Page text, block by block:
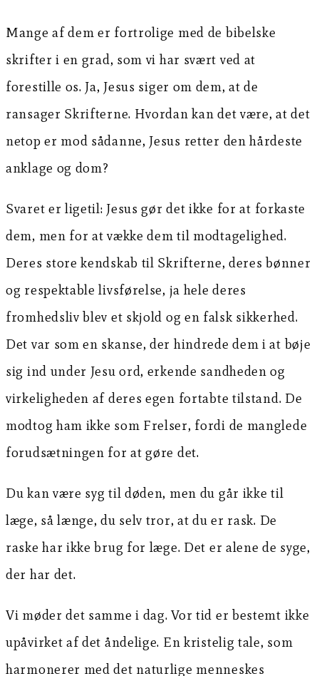
Mange af dem er fortrolige med de bibelske
skrifter i en grad, som vi har svært ved at
forestille os. Ja, Jesus siger om dem, at de
ransager Skrifterne. Hvordan kan det være, at det
netop er mod sådanne, Jesus retter den hårdeste
anklage og dom?
Svaret er ligetil: Jesus gør det ikke for at forkaste
dem, men for at vække dem til modtagelighed.
Deres store kendskab til Skrifterne, deres bønner
og respektable livsførelse, ja hele deres
fromhedsliv blev et skjold og en falsk sikkerhed.
Det var som en skanse, der hindrede dem i at bøje
sig ind under Jesu ord, erkende sandheden og
virkeligheden af deres egen fortabte tilstand. De
modtog ham ikke som Frelser, fordi de manglede
forudsætningen for at gøre det.
Du kan være syg til døden, men du går ikke til
læge, så længe, du selv tror, at du er rask. De
raske har ikke brug for læge. Det er alene de syge,
der har det.
Vi møder det samme i dag. Vor tid er bestemt ikke
upåvirket af det åndelige. En kristelig tale, som
harmonerer med det naturlige menneskes